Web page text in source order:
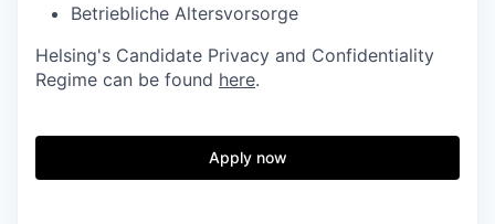
Betriebliche Altersvorsorge
Helsing's Candidate Privacy and Confidentiality
Regime can be found here.
Apply now